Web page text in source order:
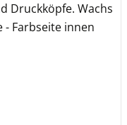
Druckköpfe. Wachs
- Farbseite innen